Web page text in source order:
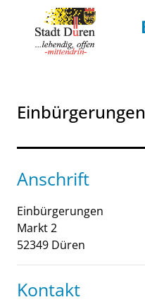
Zum Hauptinhalt springen
Zum Header
Zum Hauptinhalt
Zum Footer
Einbürgerungen
Anschrift
Einbürgerungen
Markt2
52349 Düren
Kontakt